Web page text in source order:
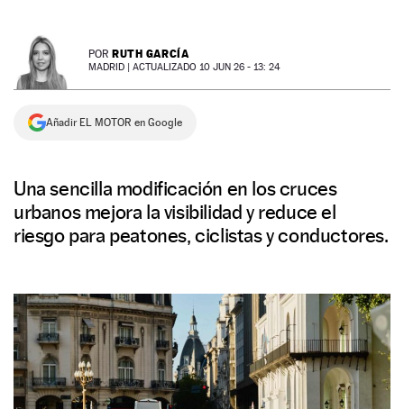
SÍGUENOS
POR RUTH GARCÍA
MADRID | ACTUALIZADO 10 JUN 26 - 13: 24
Añadir EL MOTOR en Google
Una sencilla modificación en los cruces
urbanos mejora la visibilidad y reduce el
riesgo para peatones, ciclistas y conductores.